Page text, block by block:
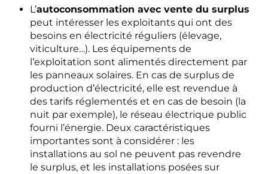
L’autoconsommation avec vente du surplus
peut intéresser les exploitants qui ont des
besoins en électricité réguliers (élevage,
viticulture…). Les équipements de
l’exploitation sont alimentés directement par
les panneaux solaires. En cas de surplus de
production d’électricité, elle est revendue à
des tarifs réglementés et en cas de besoin (la
nuit par exemple), le réseau électrique public
fourni l’énergie. Deux caractéristiques
importantes sont à considérer : les
installations au sol ne peuvent pas revendre
le surplus, et les installations posées sur